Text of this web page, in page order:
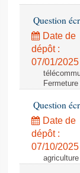
Question
Date de
dépôt :
07/01/2025
Question
Date de
dépôt :
07/10/2025